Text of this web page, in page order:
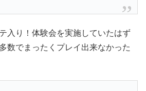
入り！体験会を実施していたはず
数でまったくプレイ出来なかった